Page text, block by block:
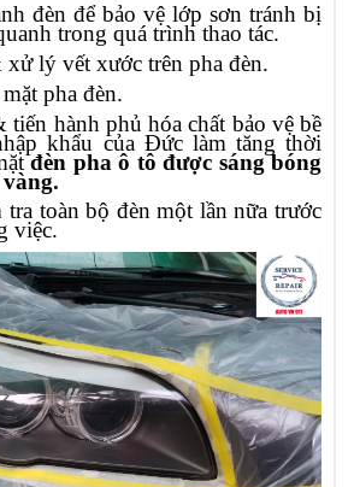
đèn để bảo vệ lớp sơn tránh bị
trong quá trình thao tác.
lý vết xước trên pha đèn.
pha đèn.
tiến hành phủ hóa chất bảo vệ bề
khẩu của Đức làm tăng thời
đèn pha ô tô được sáng bóng
toàn bộ đèn một lần nữa trước
việc.